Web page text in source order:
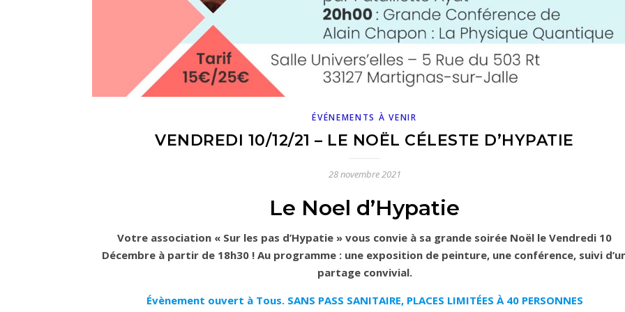
ÉVÉNEMENTS À VENIR
VENDREDI 10/12/21 – LE NOËL CÉLESTE D’HYPATIE
28 novembre 2021
Le Noel d’Hypatie
Votre association « Sur les pas d’Hypatie » vous convie à sa grande soirée Noël le Vendredi 10
Décembre à partir de 18h30 ! Au programme : une exposition de peinture, une conférence, suivi
partage convivial.
Évènement ouvert à Tous. SANS PASS SANITAIRE, PLACES LIMITÉES À 40 PERSONNES